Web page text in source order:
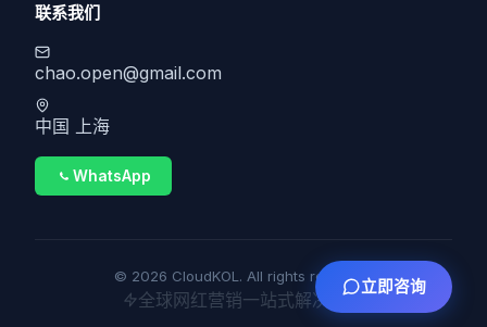
联系我们
chao.open@gmail.com
中国 上海
WhatsApp
© 2026 CloudKOL. All rights reserved.
全球网红营销一站式解决方案
立即咨询